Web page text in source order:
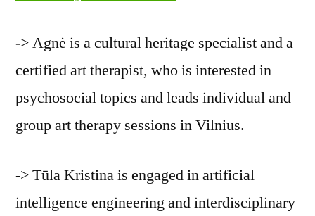
-> Agnė is a cultural heritage specialist and a
certified art therapist, who is interested in
psychosocial topics and leads individual and
group art therapy sessions in Vilnius.
-> Tūla Kristina is engaged in artificial
intelligence engineering and interdisciplinary